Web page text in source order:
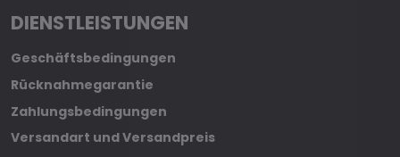
DIENSTLEISTUNGEN
Geschäftsbedingungen
Rücknahmegarantie
Zahlungsbedingungen
Versandart und Versandpreis